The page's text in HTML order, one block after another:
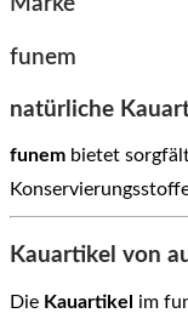
Marke
funem
natürliche
funem bietet
Kauartikel von
Die Kauartikel
im